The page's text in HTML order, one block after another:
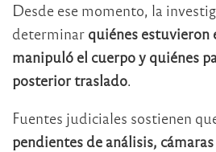
Desde ese momento, la
determinar quiénes estuvieron
manipuló el cuerpo y quiénes
posterior traslado.
Fuentes judiciales sostienen
pendientes de análisis,